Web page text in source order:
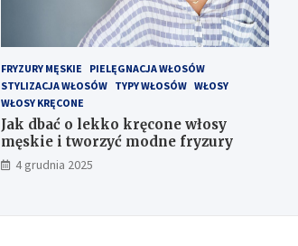
FRYZURY MĘSKIE
PIELĘGNACJA WŁOSÓW
STYLIZACJA WŁOSÓW
TYPY WŁOSÓW WŁOSY
WŁOSY KRĘCONE
Jak dbać o lekko kręcone włosy
męskie i tworzyć modne fryzury
4 grudnia 2025